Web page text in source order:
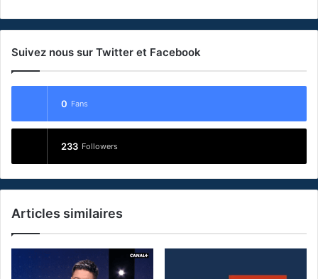
Suivez nous sur Twitter et Facebook
0 Fans
233 Followers
Articles similaires